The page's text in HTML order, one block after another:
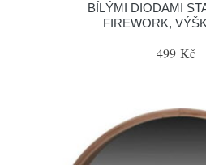
BÍLÝMI DIODAMI
FIREWORK,
499 Kč